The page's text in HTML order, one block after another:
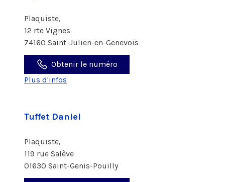
Plaquiste,
12 rte Vignes
74160 Saint-Julien-en-Genevois
Obtenir le numéro
Plus d'infos
Tuffet Daniel
Plaquiste,
119 rue Salève
01630 Saint-Genis-Pouilly